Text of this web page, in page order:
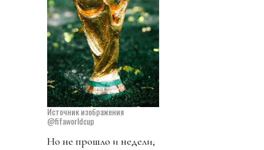
Источник изображения
@fifaworldcup
Но не прошло и недели,